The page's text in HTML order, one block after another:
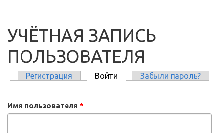
УЧЁТНАЯ ЗАПИСЬ
ПОЛЬЗОВАТЕЛЯ
Регистрация Войти (активная вкладка)
Забыли пароль?
Имя пользователя *